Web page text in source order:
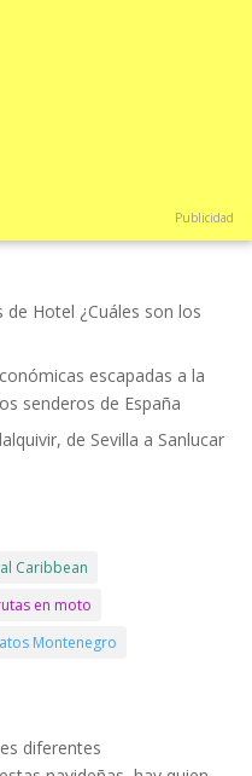
Publicidad
Hotel ¿Cuáles son los
escapadas a la
senderos de España
de Sevilla a Sanlucar
Caribbean
en moto
Montenegro
diferentes